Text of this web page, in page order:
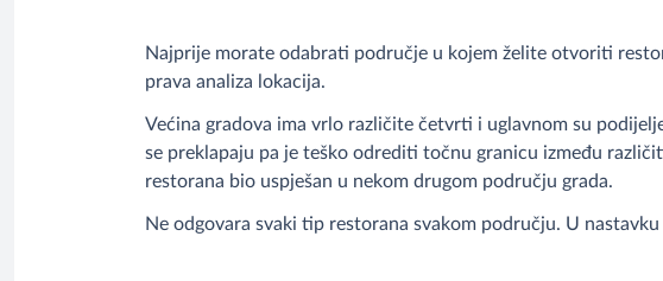
Najprije morate odabrati područje u kojem želite otvoriti
prava analiza lokacija.
Većina gradova ima vrlo različite četvrti i uglavnom su
se preklapaju pa je teško odrediti točnu granicu između
restorana bio uspješan u nekom drugom području grada.
Ne odgovara svaki tip restorana svakom području. U